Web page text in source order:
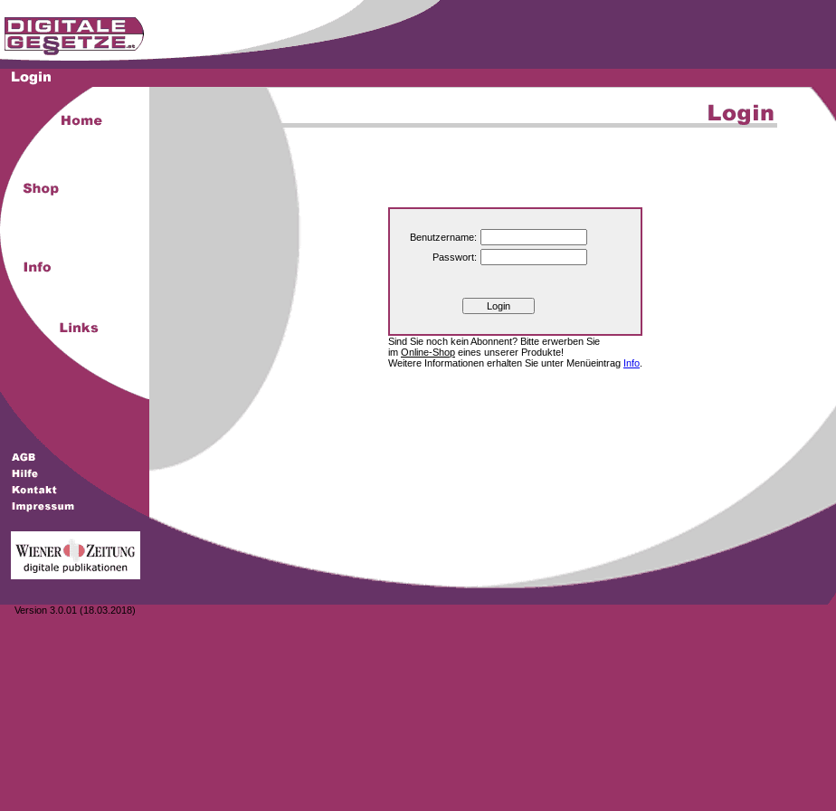
Version 3.0.01 (18.03.2018)
Benutzername:
Passwort:
Sind Sie noch kein Abonnent? Bitte erwerben Sie
im Online-Shop eines unserer Produkte!
Weitere Informationen erhalten Sie unter Menüeintrag Info